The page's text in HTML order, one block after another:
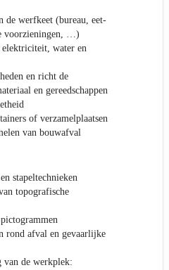
de werfkeet (bureau, eet-
voorzieningen, …)
water en
en richt de
en gereedschappen
of verzamelplaatsen
van bouwafval
stapeltechnieken
topografische
rond afval en gevaarlijke
van de werkplek: